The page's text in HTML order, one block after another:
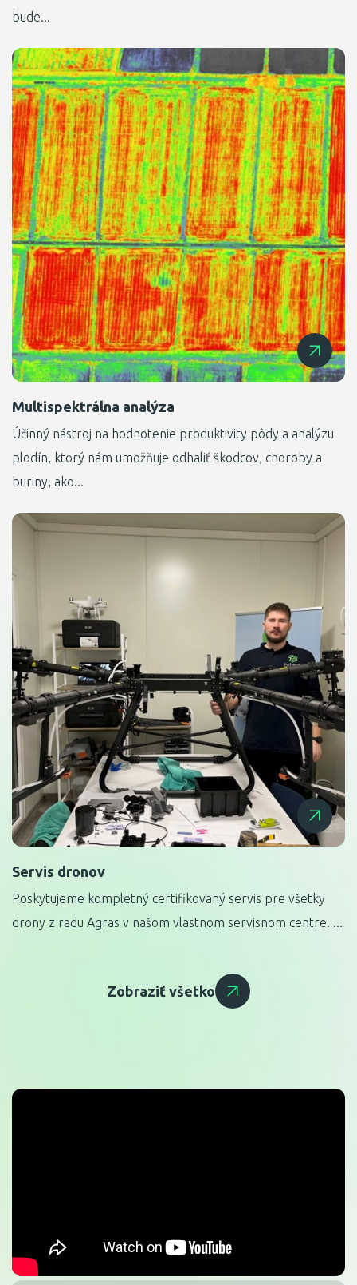
bude...
Multispektrálna analýza
Účinný nástroj na hodnotenie produktivity pôdy a analýzu
plodín, ktorý nám umožňuje odhaliť škodcov, choroby a
buriny, ako...
Servis dronov
Poskytujeme kompletný certifikovaný servis pre všetky
drony z radu Agras v našom vlastnom servisnom centre. ...
Zobraziť všetko